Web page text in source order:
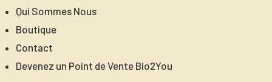
Qui Sommes Nous
Boutique
Contact
Devenez un Point de Vente Bio2You